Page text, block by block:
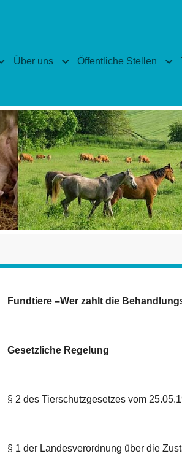
Submenu for "Veranstaltungen"
Über uns
Submenu for "Über uns"
Öffentliche Stellen
Fundtiere –Wer zahlt die
Gesetzliche Regelung
§ 2 des Tierschutzgesetzes vom
§ 1 der Landesverordnung über die